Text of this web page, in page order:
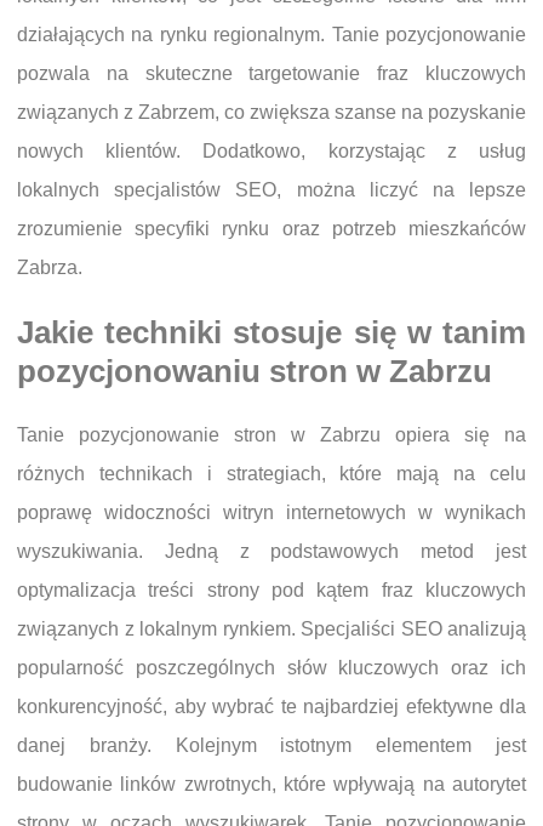
działających na rynku regionalnym. Tanie pozycjonowanie
pozwala na skuteczne targetowanie fraz kluczowych
związanych z Zabrzem, co zwiększa szanse na pozyskanie
nowych klientów. Dodatkowo, korzystając z usług
lokalnych specjalistów SEO, można liczyć na lepsze
zrozumienie specyfiki rynku oraz potrzeb mieszkańców
Zabrza.
Jakie techniki stosuje się w tanim
pozycjonowaniu stron w Zabrzu
Tanie pozycjonowanie stron w Zabrzu opiera się na
różnych technikach i strategiach, które mają na celu
poprawę widoczności witryn internetowych w wynikach
wyszukiwania. Jedną z podstawowych metod jest
optymalizacja treści strony pod kątem fraz kluczowych
związanych z lokalnym rynkiem. Specjaliści SEO analizują
popularność poszczególnych słów kluczowych oraz ich
konkurencyjność, aby wybrać te najbardziej efektywne dla
danej branży. Kolejnym istotnym elementem jest
budowanie linków zwrotnych, które wpływają na autorytet